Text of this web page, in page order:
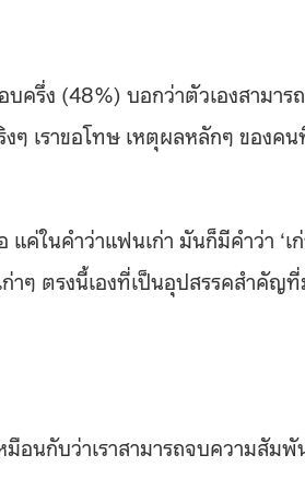
ครึ่ง (48%) บอกว่าตัวเองสามารถ
ๆ เราขอโทษ เหตุผลหลักๆ ของค
ในคำว่าแฟนเก่า มันก็มีคำว่า ‘เก่
าๆ ตรงนี้เองที่เป็นอุปสรรคสำคัญ
อนกับว่าเราสามารถจบความสัม